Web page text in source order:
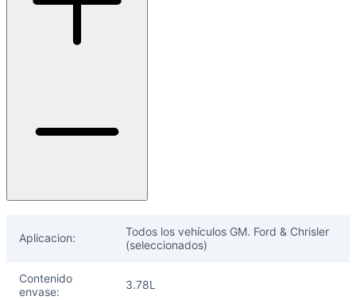
Aplicacion:
Todos los vehículos GM. Ford & Chrisler
(seleccionados)
Contenido
envase:
3.78L